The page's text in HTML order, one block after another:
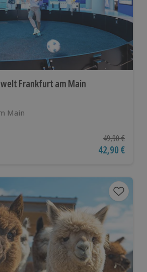
Frankfurt am Main
Main
49,90 €
Aktueller
42,90 €